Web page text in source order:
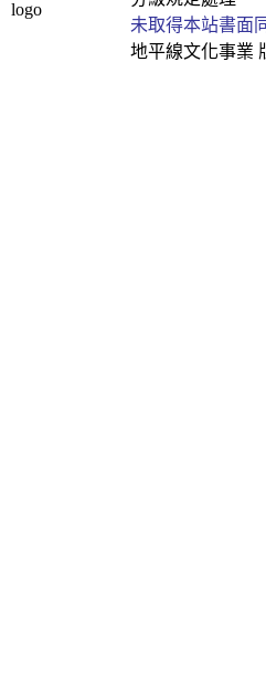
未取得本站書面
地平線文化事業